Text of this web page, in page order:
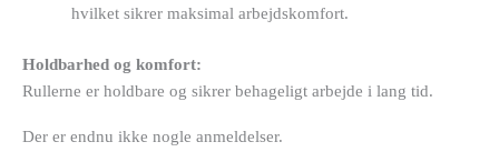
hvilket sikrer maksimal arbejdskomfort.
Holdbarhed og komfort:
Rullerne er holdbare og sikrer behageligt arbejde i lang tid.
Der er endnu ikke nogle anmeldelser.